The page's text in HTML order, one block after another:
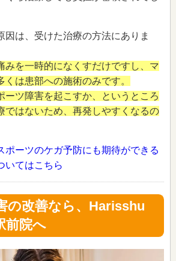
因は、受けた治療の方法にありま
みを一時的になくすだけですし、マ
くは患部への施術のみです。
ーツ障害を起こすか、というところ
ではないため、再発しやすくなるの
ーツのケガ予防にも期待ができる
いてはこちら
の改善なら、Harisshu
前院へ